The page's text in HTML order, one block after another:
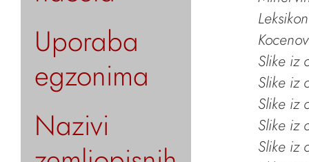
Uporaba
egzonima
Nazivi
Slike iz
Slike iz
Slike iz
Slike iz
Slike iz